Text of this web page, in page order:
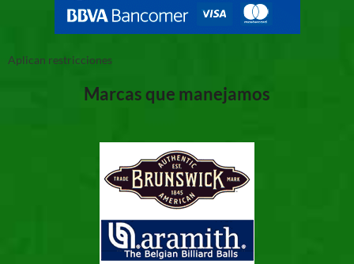
Aplican restricciones
Marcas que manejamos